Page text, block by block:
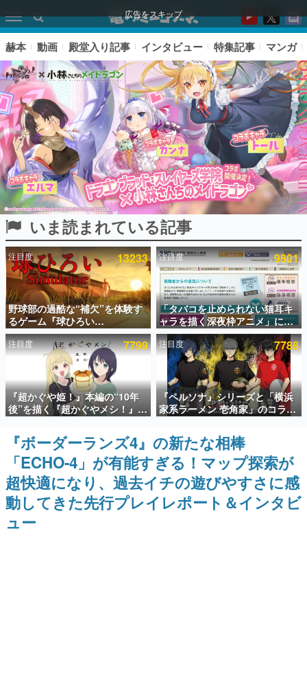
広告をスキップ
ピックアップ
電ファミのいま読まれている記事ランキング
アプリセール情報
インタビュー
連載・特集一覧
殿堂入り記事
SNS拡散数が数千以上！ ページビュー数万以上！ などな
ど。多くの人々に読まれた、電ファミ渾身の“殿堂入り”記
事をまとめました。
ゲームの企画書
名作ゲームクリエイターの方々に製作時のエピソードをお
聞きし、ヒットする企画（ゲーム）とは何か？を探ってい
きます。
赫本
この物語を解いてはいけない。『赫本』は、〈試験問題〉
赫本 動画 殿堂入り記事 インタビュー 特集記事 マンガ
いま読まれている記事
注目度 13233
野球部の過酷な“補欠”を体験す
るゲーム『球ひろい
Simulator』が「1件」のウィッ
シュリストをもとにチェコ語に
対応しSNSで話題に。『キング
ダム・カム』開発元やチェコの
プロ野球選手から称賛の声
注目度 9801
「タバコを止められない猫耳キ
ャラを描く深夜枠アニメ」に視
聴者の一部から批判意見。違法
薬物の使用と思しき描写も含め
て、BPOが議論を交わす
注目度 7799
『超かぐや姫！』本編の“10年
後”を描く『超かぐやメシ！』
Web連載決定。新たなWebマン
ガレーベル「ビビビコミック」
にて特別話が掲載スタート、あ
のお話には…まだ続きがある！
注目度 7788
『ペルソナ』シリーズと「横浜
家系ラーメン 壱角家」のコラボ
が8月21日から開催。”はがく
れ”風とんこつラーメンや、おい
しく食べられるカレーラーメン
がラインナップ
『ボーダーランズ4』の新たな相棒
「ECHO-4」が有能すぎる！マップ探索が
超快適になり、過去イチの遊びやすさに感
動してきた先行プレイレポート＆インタビ
ュー